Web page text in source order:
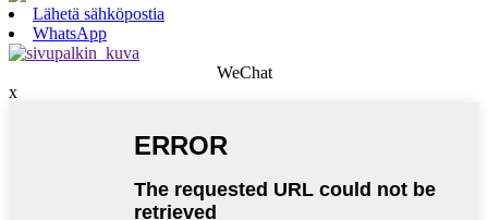
Lähetä sähköpostia
WhatsApp
WeChat
x